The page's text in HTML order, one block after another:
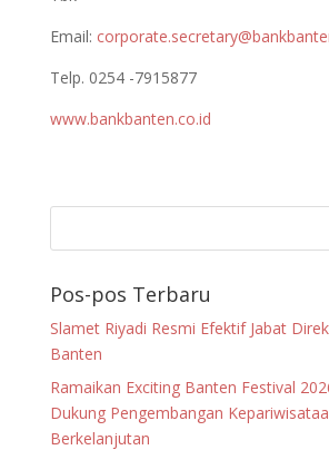
Email:
Telp. 0254 -7915877
www.bankbanten.co.id
Pos-pos Terbaru
Slamet Riyadi Resmi Efektif Jabat
Banten
Ramaikan Exciting Banten Festival
Dukung Pengembangan
Berkelanjutan